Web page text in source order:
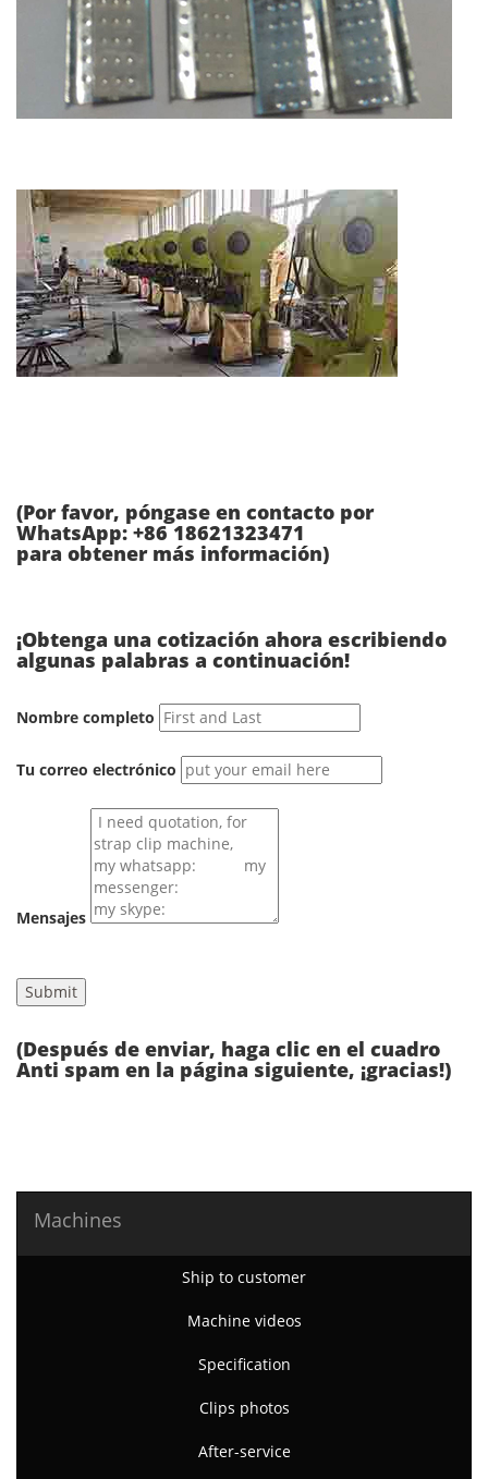
(Por favor, póngase en contacto por
WhatsApp: +86 18621323471
para obtener más información)
¡Obtenga una cotización ahora escribiendo
algunas palabras a continuación!
Nombre completo
Tu correo electrónico
Mensajes
(Después de enviar, haga clic en el cuadro
Anti spam en la página siguiente, ¡gracias!)
Machines
Ship to customer
Machine videos
Specification
Clips photos
After-service